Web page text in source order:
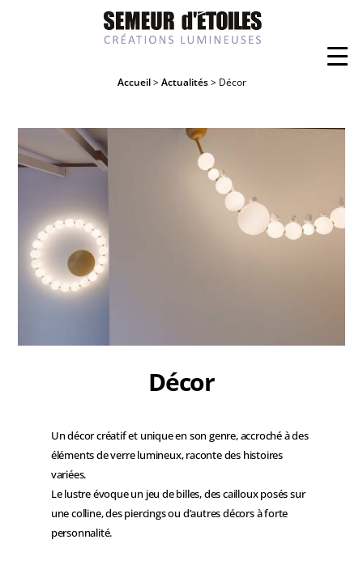
Accueil>Actualités> Décor
Décor
Un décor créatif et unique en son genre, accroché à des
éléments de verre lumineux, raconte des histoires
variées.
Le lustre évoque un jeu de billes, des cailloux posés sur
une colline, des piercings ou d’autres décors à forte
personnalité.